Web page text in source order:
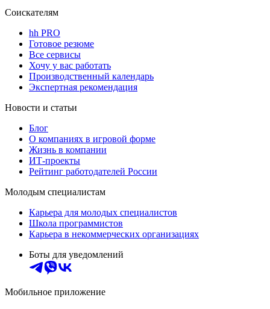
Соискателям
hh PRO
Готовое резюме
Все сервисы
Хочу у вас работать
Производственный календарь
Экспертная рекомендация
Новости и статьи
Блог
О компаниях в игровой форме
Жизнь в компании
ИТ-проекты
Рейтинг работодателей России
Молодым специалистам
Карьера для молодых специалистов
Школа программистов
Карьера в некоммерческих организациях
Боты для уведомлений
Мобильное приложение